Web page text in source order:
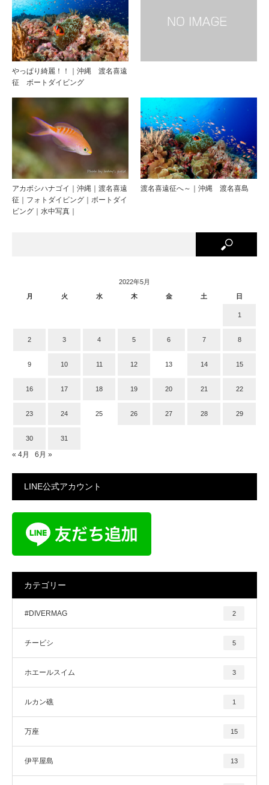
やっぱり綺麗！！｜沖縄 渡名喜遠
征 ボートダイビング
アカボシハナゴイ｜沖縄｜渡名喜遠
征｜フォトダイビング｜ボートダイ
ビング｜水中写真｜
渡名喜遠征へ～｜沖縄 渡名喜島
2022年5月
月
火 水 木 金 土 日
1
2 3 4 5 6 7 8
9 10 11 12 13 14 15
16 17 18 19 20 21 22
23 24 25 26 27 28 29
30 31
« 4月 6月 »
LINE公式アカウント
カテゴリー
#DIVERMAG 2
チービシ 5
ホエールスイム 3
ルカン礁 1
万座 15
伊平屋島 13